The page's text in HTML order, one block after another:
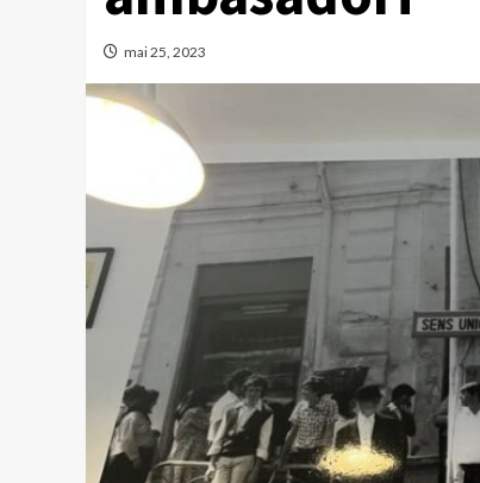
mai 25, 2023